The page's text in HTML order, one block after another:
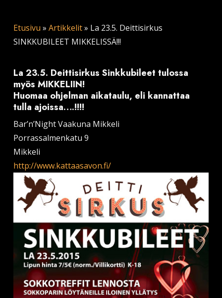
Etusivu » Artikkelit» La 23.5. Deittisirkus
SINKKUBILEET MIKKELISSÄ!!!
La 23.5. Deittisirkus Sinkkubileet tulossa
myös MIKKELIIN!
Huomaa ohjelman aikataulu, eli kannattaa
tulla ajoissa….!!!!
Bar’n’Night Vaakuna Mikkeli
Porrassalmenkatu 9
Mikkeli
http://www.kattaasavon.fi/